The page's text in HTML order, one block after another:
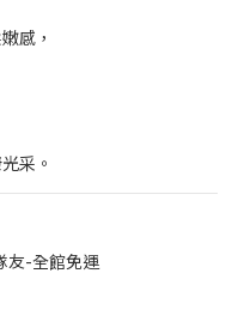
感，
采。
友-全館免運